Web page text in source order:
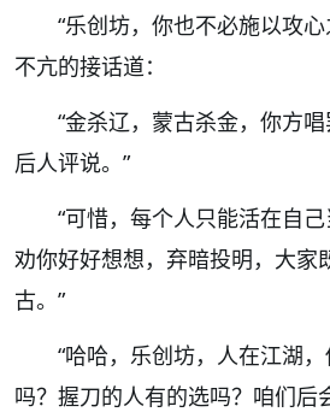
“乐创坊，你也不必施以攻
不亢的接话道：
“金杀辽，蒙古杀金，你方
后人评说。”
“可惜，每个人只能活在自
劝你好好想想，弃暗投明，大家
古。”
“哈哈，乐创坊，人在江湖
吗？握刀的人有的选吗？咱们后